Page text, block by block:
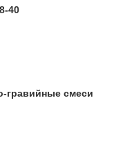
40
гравийные смеси